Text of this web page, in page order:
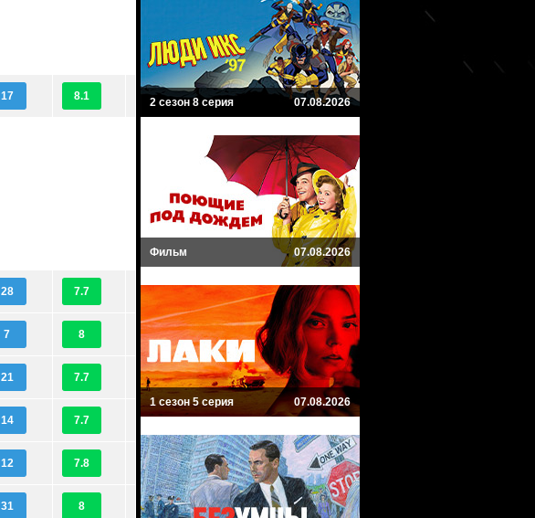
17 8.1
28 7.7
7 8
21 7.7
14 7.7
12 7.8
31 8
2 сезон 8 серия 07.08.2026
Фильм 07.08.2026
1 сезон 5 серия 07.08.2026